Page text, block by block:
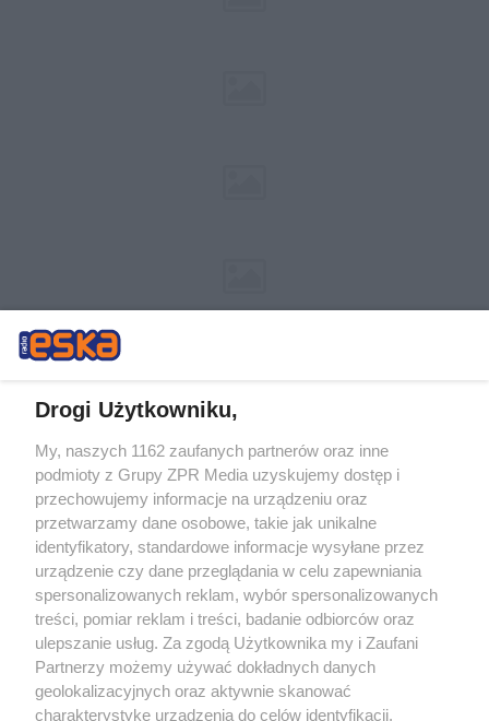
Żaden utwór zamieszczony w serwisie nie może być powielany i
rozpowszechniany lub dalej rozpowszechniany w jakikolwiek sposób (w
tym także elektroniczny lub mechaniczny) na jakimkolwiek polu
eksploatacji w jakiejkolwiek formie, włącznie z umieszczaniem w
Internecie bez pisemnej zgody właściciela praw. Jakiekolwiek użycie lub
wykorzystanie utworów w całości lub w części z naruszeniem prawa,
tzn. bez właściwej zgody, jest zabronione pod groźbą kary i może być
ścigane prawnie.
Drogi Użytkowniku,
My, naszych 1162 zaufanych partnerów oraz inne
podmioty z Grupy ZPR Media uzyskujemy dostęp i
przechowujemy informacje na urządzeniu oraz
przetwarzamy dane osobowe, takie jak unikalne
identyfikatory, standardowe informacje wysyłane przez
urządzenie czy dane przeglądania w celu zapewniania
spersonalizowanych reklam, wybór spersonalizowanych
treści, pomiar reklam i treści, badanie odbiorców oraz
ulepszanie usług. Za zgodą Użytkownika my i Zaufani
Partnerzy możemy używać dokładnych danych
geolokalizacyjnych oraz aktywnie skanować
charakterystykę urządzenia do celów identyfikacji.